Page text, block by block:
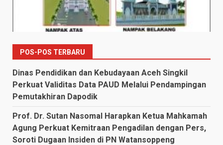
POS-POS TERBARU
Dinas Pendidikan dan Kebudayaan Aceh Singkil
Perkuat Validitas Data PAUD Melalui Pendampingan
Pemutakhiran Dapodik
Prof. Dr. Sutan Nasomal Harapkan Ketua Mahkamah
Agung Perkuat Kemitraan Pengadilan dengan Pers,
Soroti Dugaan Insiden di PN Watansoppeng